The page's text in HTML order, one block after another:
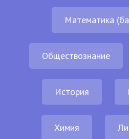
Математика
Обществознание
История
Химия